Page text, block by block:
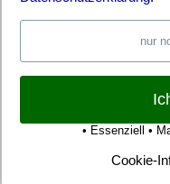
Pressekonferenzmit
HerthaTV, der offizielle
nur
• Essenziell •
Cookie-